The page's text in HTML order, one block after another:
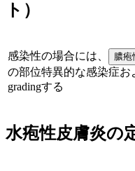
ト）
感染性の場合には、 膿疱
の部位特異的な感染症お
gradingする
水疱性皮膚炎の